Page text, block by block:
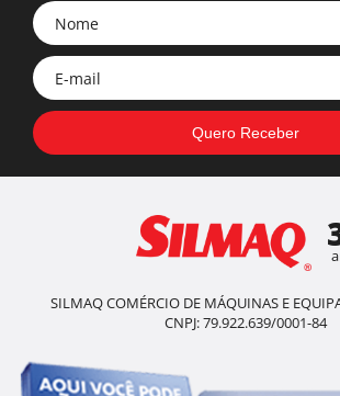
SILMAQ COMÉRCIO DE MÁQUINAS E
CNPJ: 79.922.639/0001-84